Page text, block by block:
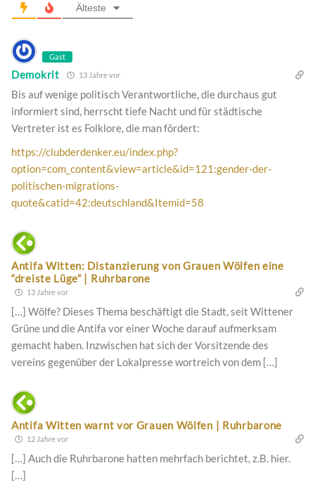
Älteste
Gast
Demokrit 13 Jahre vor
Bis auf wenige politisch Verantwortliche, die durchaus gut
informiert sind, herrscht tiefe Nacht und für städtische
Vertreter ist es Folklore, die man fördert:
https://clubderdenker.eu/index.php?
option=com_content&view=article&id=121:gender-der-
politischen-migrations-
quote&catid=42:deutschland&Itemid=58
Antifa Witten: Distanzierung von Grauen Wölfen eine
“dreiste Lüge” | Ruhrbarone
13 Jahre vor
[…] Wölfe? Dieses Thema beschäftigt die Stadt, seit Wittener
Grüne und die Antifa vor einer Woche darauf aufmerksam
gemacht haben. Inzwischen hat sich der Vorsitzende des
vereins gegenüber der Lokalpresse wortreich von dem […]
Antifa Witten warnt vor Grauen Wölfen | Ruhrbarone
12 Jahre vor
[…] Auch die Ruhrbarone hatten mehrfach berichtet, z.B. hier.
[…]